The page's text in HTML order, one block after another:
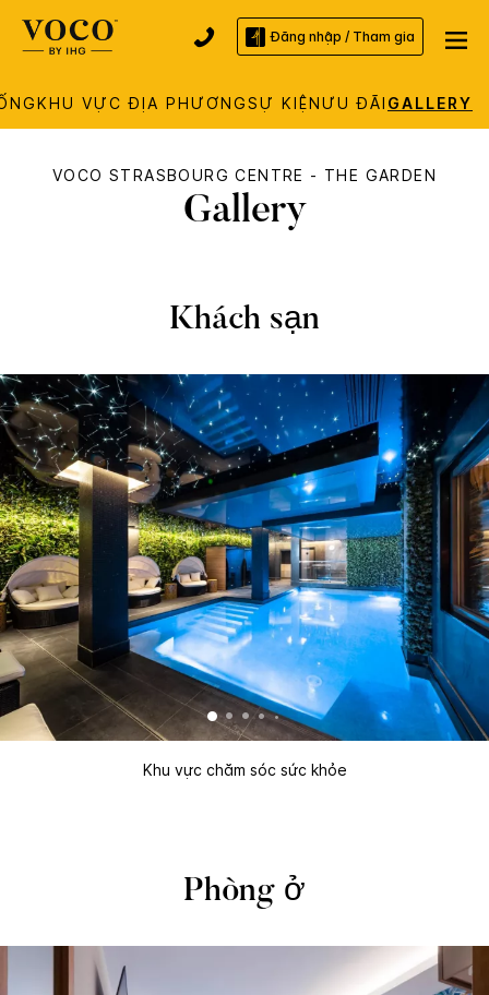
Đăng nhập / Tham gia
KHU VỰC ĐỊA PHƯƠNGSỰ KIỆNƯU ĐÃI GALLERY
VOCO STRASBOURG CENTRE - THE GARDEN
Gallery
Khách sạn
Khu vực chăm sóc sức khỏe
Phòng ở